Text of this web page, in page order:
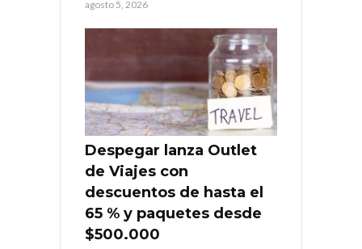
agosto 5, 2026
Despegar lanza Outlet
de Viajes con
descuentos de hasta el
65 % y paquetes desde
$500.000